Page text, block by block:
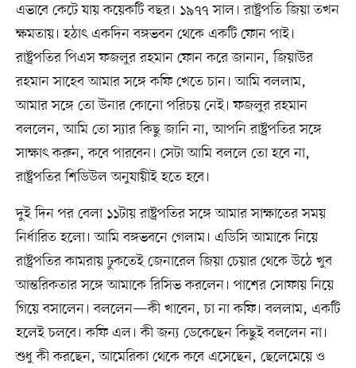
এভাবে কেটে যায় কয়েকটি বছর। ১৯৭৭ সাল। রাষ্ট্রপতি জিয়া তখন
ক্ষমতায়। হঠাৎ একদিন বঙ্গভবন থেকে একটি ফোন পাই।
রাষ্ট্রপতির পিএস ফজলুর রহমান ফোন করে জানান, জিয়াউর
রহমান সাহেব আমার সঙ্গে কফি খেতে চান। আমি বললাম,
আমার সঙ্গে তো উনার কোনো পরিচয় নেই। ফজলুর রহমান
বললেন, আমি তো স্যার কিছু জানি না, আপনি রাষ্ট্রপতির সঙ্গে
সাক্ষাৎ করুন, কবে পারবেন। সেটা আমি বললে তো হবে না,
রাষ্ট্রপতির শিডিউল অনুযায়ীই হতে হবে।
দুই দিন পর বেলা ১১টায় রাষ্ট্রপতির সঙ্গে আমার সাক্ষাতের সময়
নির্ধারিত হলো। আমি বঙ্গভবনে গেলাম। এডিসি আমাকে নিয়ে
রাষ্ট্রপতির কামরায় ঢুকতেই জেনারেল জিয়া চেয়ার থেকে উঠে খুব
আন্তরিকতার সঙ্গে আমাকে রিসিভ করলেন। পাশের সোফায় নিয়ে
গিয়ে বসালেন। বললেন—কী খাবেন, চা না কফি। বললাম, একটি
হলেই চলবে। কফি এল। কী জন্য ডেকেছেন কিছুই বললেন না।
শুধু কী করছেন, আমেরিকা থেকে কবে এসেছেন, ছেলেমেয়ে ও